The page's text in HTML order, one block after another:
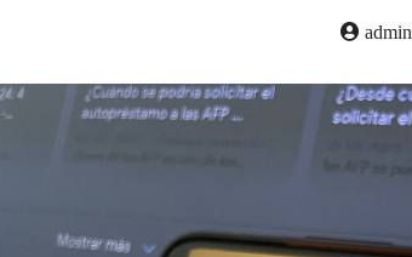
admin